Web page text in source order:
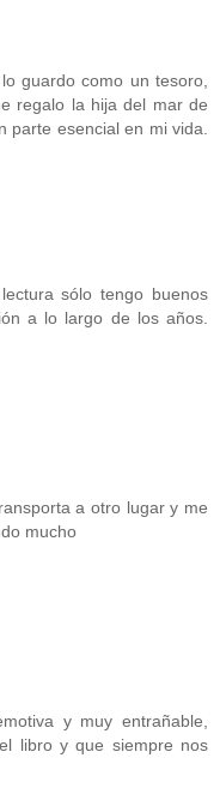
guardo como un tesoro,
regalo la hija del mar de
parte esencial en mi vida.
sólo tengo buenos
a lo largo de los años.
a otro lugar y me
mucho
y muy entrañable,
libro y que siempre nos